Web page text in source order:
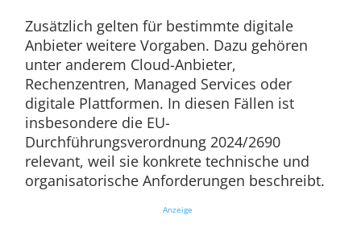
Zusätzlich gelten für bestimmte digitale
Anbieter weitere Vorgaben. Dazu gehören
unter anderem Cloud-Anbieter,
Rechenzentren, Managed Services oder
digitale Plattformen. In diesen Fällen ist
insbesondere die EU-
Durchführungsverordnung 2024/2690
relevant, weil sie konkrete technische und
organisatorische Anforderungen beschreibt.
Anzeige